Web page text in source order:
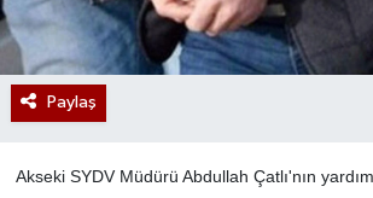
Paylaş
Akseki SYDV Müdürü Abdullah Çatlı'nın